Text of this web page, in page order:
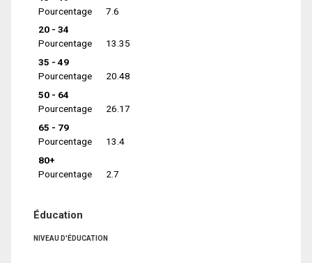
Pourcentage
7.6
20 - 34
Pourcentage
13.35
35 - 49
Pourcentage
20.48
50 - 64
Pourcentage
26.17
65 - 79
Pourcentage
13.4
80+
Pourcentage
2.7
Éducation
NIVEAU D'ÉDUCATION